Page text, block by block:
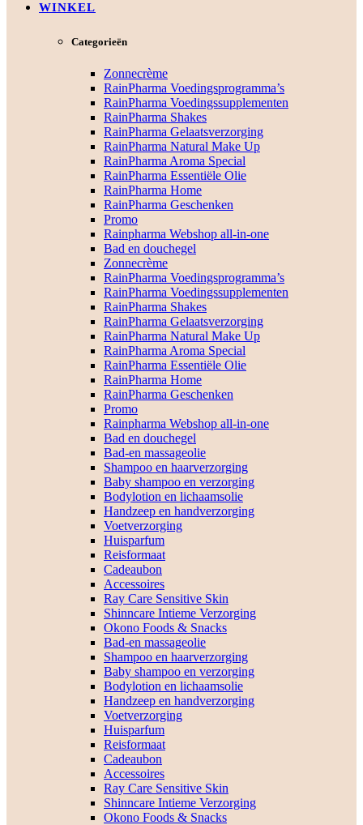
WINKEL
Categorieën
Zonnecrème
RainPharma Voedingsprogramma’s
RainPharma Voedingssupplementen
RainPharma Shakes
RainPharma Gelaatsverzorging
RainPharma Natural Make Up
RainPharma Aroma Special
RainPharma Essentiële Olie
RainPharma Home
RainPharma Geschenken
Promo
Rainpharma Webshop all-in-one
Bad en douchegel
Zonnecrème
RainPharma Voedingsprogramma’s
RainPharma Voedingssupplementen
RainPharma Shakes
RainPharma Gelaatsverzorging
RainPharma Natural Make Up
RainPharma Aroma Special
RainPharma Essentiële Olie
RainPharma Home
RainPharma Geschenken
Promo
Rainpharma Webshop all-in-one
Bad en douchegel
Bad-en massageolie
Shampoo en haarverzorging
Baby shampoo en verzorging
Bodylotion en lichaamsolie
Handzeep en handverzorging
Voetverzorging
Huisparfum
Reisformaat
Cadeaubon
Accessoires
Ray Care Sensitive Skin
Shinncare Intieme Verzorging
Okono Foods & Snacks
Bad-en massageolie
Shampoo en haarverzorging
Baby shampoo en verzorging
Bodylotion en lichaamsolie
Handzeep en handverzorging
Voetverzorging
Huisparfum
Reisformaat
Cadeaubon
Accessoires
Ray Care Sensitive Skin
Shinncare Intieme Verzorging
Okono Foods & Snacks